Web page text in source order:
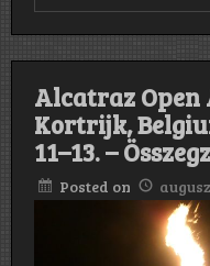
Alcatraz
Kortrijk,
11–13. –
Posted on